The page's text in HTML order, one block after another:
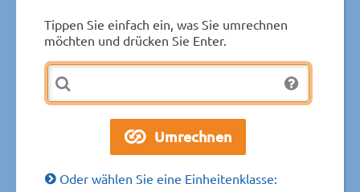
Tippen Sie einfach ein, was Sie umrechnen
möchten und drücken Sie Enter.
Oder wählen Sie eine Einheitenklasse: